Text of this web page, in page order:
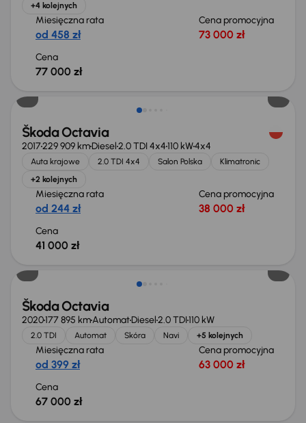
+4 kolejnych
Miesięczna rata
od 458 zł
Cena promocyjna
73 000 zł
Cena
77 000 zł
Škoda Octavia
2017229 909 kmDiesel2.0 TDI 4x4110 kW4x4
Auta krajowe 2.0 TDI 4x4 Salon Polska
Klimatronic
+2 kolejnych
Miesięczna rata
od 244 zł
Cena promocyjna
38 000 zł
Cena
41 000 zł
Škoda Octavia
2020177 895 kmAutomatDiesel2.0 TDI110 kW
2.0 TDI Automat Skóra Navi +5 kolejnych
Miesięczna rata
od 399 zł
Cena promocyjna
63 000 zł
Cena
67 000 zł
Możliwość odliczenia VAT